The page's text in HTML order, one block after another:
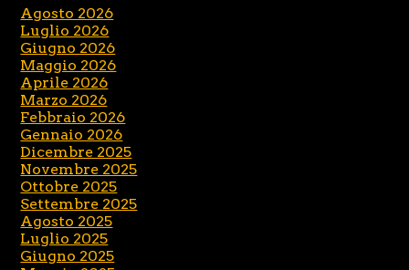
Agosto 2026
Luglio 2026
Giugno 2026
Maggio 2026
Aprile 2026
Marzo 2026
Febbraio 2026
Gennaio 2026
Dicembre 2025
Novembre 2025
Ottobre 2025
Settembre 2025
Agosto 2025
Luglio 2025
Giugno 2025